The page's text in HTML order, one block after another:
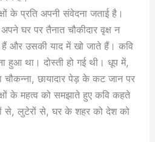
के प्रति अपनी संवेदना जताई है।
घर पर तैनात चौकीदार वृक्ष न
हैं और उसकी याद में खो जाते हैं। कवि
हुआ था। दोस्ती हो गई थी। धूप में,
चौकन्ना, छायादार पेड़ के कट जान पर
के महत्व को समझाते हुए कवि कहते
से, लुटेरों से, घर के शहर को देश को